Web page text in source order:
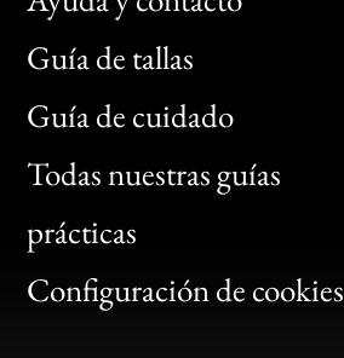
Guía de tallas
Guía de cuidado
Todas nuestras guías
prácticas
Configuración de cookies